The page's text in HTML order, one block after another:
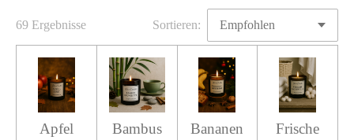
69 Ergebnisse Sortieren:
Apfel
Bambus
Bananen
Frische